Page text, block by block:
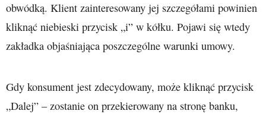
obwódką. Klient zainteresowany jej szczegółami powinien
kliknąć niebieski przycisk „i” w kółku. Pojawi się wtedy
zakładka objaśniająca poszczególne warunki umowy.
Gdy konsument jest zdecydowany, może kliknąć przycisk
„Dalej” – zostanie on przekierowany na stronę banku,